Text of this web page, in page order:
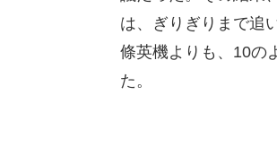
は、ぎりぎりまで追
條英機よりも、10の
た。